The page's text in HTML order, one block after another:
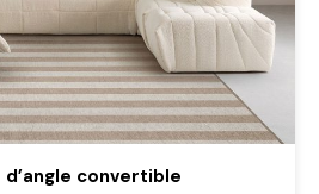
convertible